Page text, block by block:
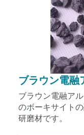
ブラウン電融
ブラウン電融ア
のボーキサイト
研磨材です。